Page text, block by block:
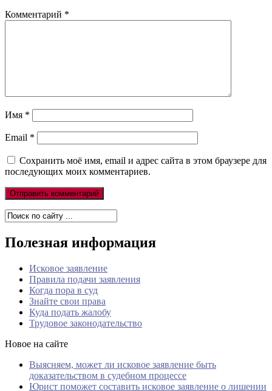
Комментарий *
Имя *
Email *
Сохранить моё имя, email и адрес сайта в этом браузере для
последующих моих комментариев.
Полезная информация
Исковое заявление
Правила подачи заявления
Когда пора в суд
Знайте свои права
Куда подать жалобу
Трудовое законодательство
Новое на сайте
Выясняем, может ли исковое заявление быть
доказательством в судебном процессе
Юрист поможет составить исковое заявление о лишении